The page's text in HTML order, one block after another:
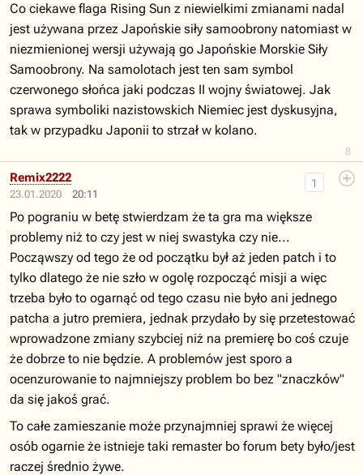
8
Co ciekawe flaga Rising Sun z niewielkimi zmianami nadal
jest używana przez Japońskie siły samoobrony natomiast w
niezmienionej wersji używają go Japońskie Morskie Siły
Samoobrony. Na samolotach jest ten sam symbol
czerwonego słońca jaki podczas II wojny światowej. Jak
sprawa symboliki nazistowskich Niemiec jest dyskusyjna,
tak w przypadku Japonii to strzał w kolano.
23.01.2020 20:11
1
Remix2222
Po pograniu w betę stwierdzam że ta gra ma większe
problemy niż to czy jest w niej swastyka czy nie...
Począwszy od tego że od początku był aż jeden patch i to
tylko dlatego że nie szło w ogolę rozpocząć misji a więc
trzeba było to ogarnąć od tego czasu nie było ani jednego
patcha a jutro premiera, jednak przydało by się przetestować
wprowadzone zmiany szybciej niż na premierę bo coś czuje
że dobrze to nie będzie. A problemów jest sporo a
ocenzurowanie to najmniejszy problem bo bez "znaczków"
da się jakoś grać.
To całe zamieszanie może przynajmniej sprawi że więcej
osób ogarnie że istnieje taki remaster bo forum bety było/jest
raczej średnio żywe.